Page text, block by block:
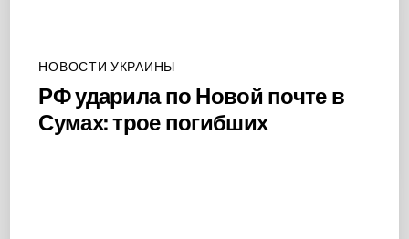
НОВОСТИ УКРАИНЫ
РФ ударила по Новой почте в
Сумах: трое погибших